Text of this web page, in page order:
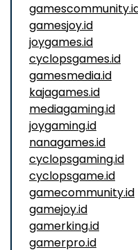
gamesjoy.id
joygames.id
cyclopsgames.id
gamesmedia.id
kajagames.id
mediagaming.id
joygaming.id
nanagames.id
cyclopsgaming.id
cyclopsgame.id
gamecommunity.id
gamejoy.id
gamerking.id
gamerpro.id